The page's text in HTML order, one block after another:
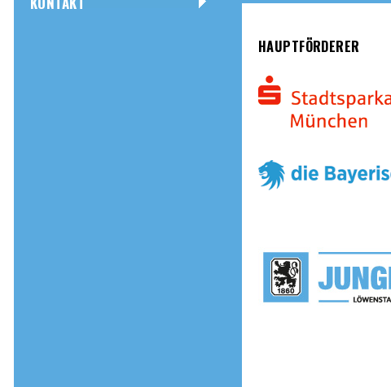
HAUPTFÖRDERER